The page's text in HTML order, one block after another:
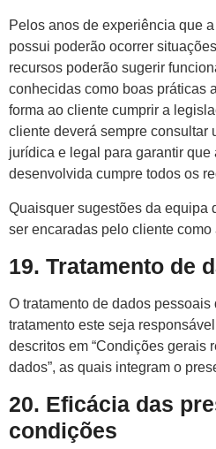
Pelos anos de experiência que
possui poderão ocorrer
recursos poderão sugerir
conhecidas como boas práticas
forma ao cliente cumprir a
cliente deverá sempre consultar
jurídica e legal para garantir que
desenvolvida cumpre todos os
Quaisquer sugestões da equipa
ser encaradas pelo cliente
19. Tratamento de
O tratamento de dados
tratamento este seja
descritos em “Condições gerais
dados”, as quais integram o
20. Eficácia das
condições